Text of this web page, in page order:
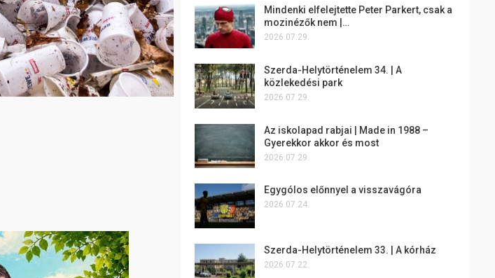
Mindenki elfelejtette Peter Parkert, csak a
mozinézők nem |…
2026.07.29.
Szerda-Helytörténelem 34. | A
közlekedési park
2026.07.29.
Az iskolapad rabjai | Made in 1988 –
Gyerekkor akkor és most
2026.07.29.
Egygólos előnnyel a visszavágóra
2026.07.24.
Szerda-Helytörténelem 33. | A kórház
2026.07.22.